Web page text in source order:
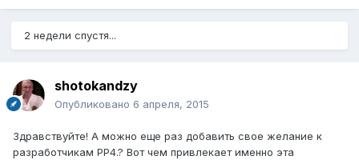
2 недели спустя...
shotokandzy
Опубликовано 6 апреля, 2015
Здравствуйте! А можно еще раз добавить свое желание к
разработчикам РР4.? Вот чем привлекает именно эта